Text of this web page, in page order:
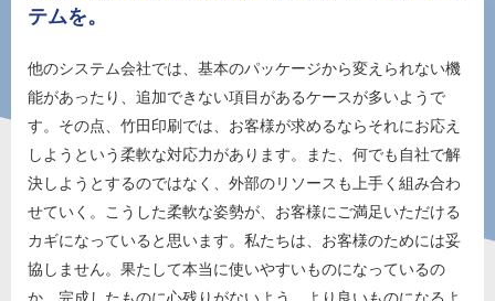
テムを。
他のシステム会社では、基本のパッケージから変えられない機
能があったり、追加できない項目があるケースが多いようで
す。その点、竹田印刷では、お客様が求めるならそれにお応え
しようという柔軟な対応力があります。また、何でも自社で解
決しようとするのではなく、外部のリソースも上手く組み合わ
せていく。こうした柔軟な姿勢が、お客様にご満足いただける
カギになっていると思います。私たちは、お客様のためには妥
協しません。果たして本当に使いやすいものになっているの